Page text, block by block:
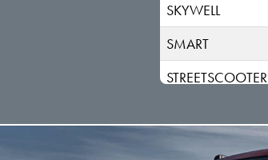
SKYWELL
SMART
STREETSCOOTER
SUZUKI